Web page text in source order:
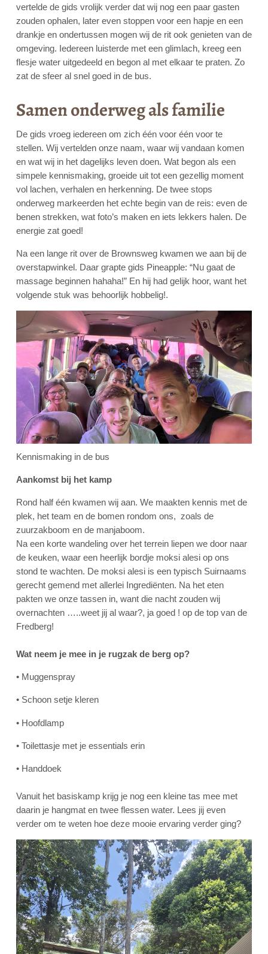
vertelde de gids vrolijk verder dat wij nog een paar gasten
zouden ophalen, later even stoppen voor een hapje en een
drankje en ondertussen mogen wij de rit ook genieten van de
omgeving. Iedereen luisterde met een glimlach, kreeg een
flesje water uitgedeeld en begon al met elkaar te praten. Zo
zat de sfeer al snel goed in de bus.
Samen onderweg als familie
De gids vroeg iedereen om zich één voor één voor te
stellen. Wij vertelden onze naam, waar wij vandaan komen
en wat wij in het dagelijks leven doen. Wat begon als een
simpele kennismaking, groeide uit tot een gezellig moment
vol lachen, verhalen en herkenning. De twee stops
onderweg markeerden het echte begin van de reis: even de
benen strekken, wat foto’s maken en iets lekkers halen. De
energie zat goed!
Na een lange rit over de Brownsweg kwamen we aan bij de
overstapwinkel. Daar grapte gids Pineapple: “Nu gaat de
massage beginnen hahaha!” En hij had gelijk hoor, want het
volgende stuk was behoorlijk hobbelig!.
Kennismaking in de bus
Aankomst bij het kamp
Rond half één kwamen wij aan. We maakten kennis met de
plek, het team en de bomen rondom ons, zoals de
zuurzakboom en de manjaboom.
Na een korte wandeling over het terrein liepen we door naar
de keuken, waar een heerlijk bordje moksi alesi op ons
stond te wachten. De moksi alesi is een typisch Suirnaams
gerecht gemend met allerlei Ingrediënten. Na het eten
pakten we onze tassen in, want die nacht zouden wij
overnachten …..weet jij al waar?, ja goed ! op de top van de
Fredberg!
Wat neem je mee in je rugzak de berg op?
• Muggenspray
• Schoon setje kleren
• Hoofdlamp
• Toilettasje met je essentials erin
• Handdoek
Vanuit het basiskamp krijg je nog een kleine tas mee met
daarin je hangmat en twee flessen water. Lees jij even
verder om te weten hoe deze mooie ervaring verder ging?